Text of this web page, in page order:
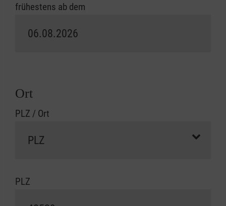
frühestens ab dem
Ort
PLZ / Ort
PLZ